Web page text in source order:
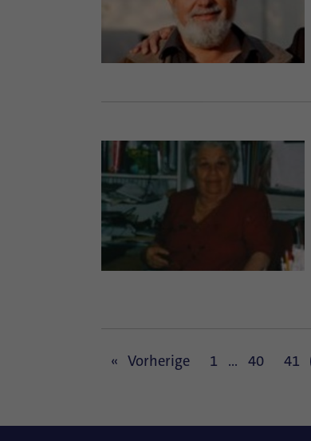
Vorherige 1 … 40 41